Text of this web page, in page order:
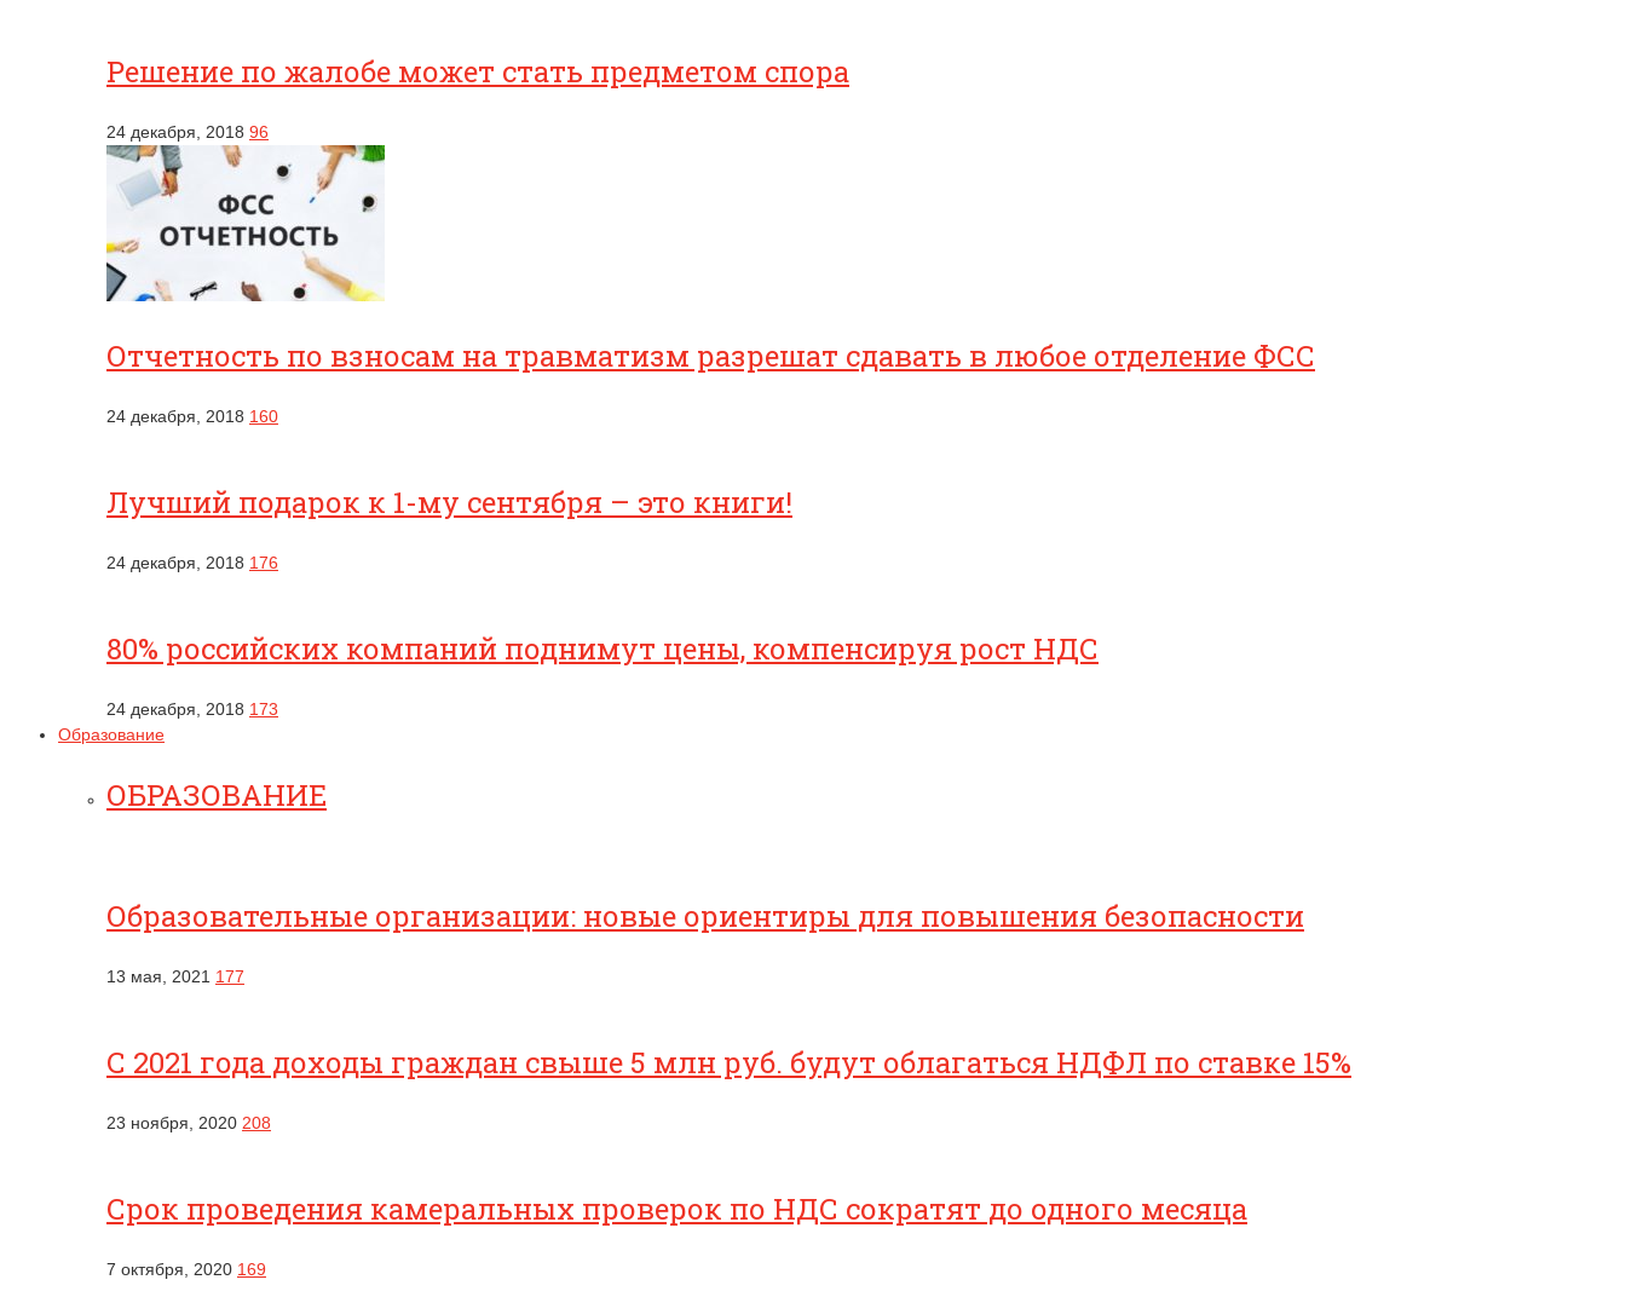
Решение по жалобе может стать предметом спора
24 декабря, 2018 96
Отчетность по взносам на травматизм разрешат сдавать в любое отделение ФСС
24 декабря, 2018 160
Лучший подарок к 1-му сентября – это книги!
24 декабря, 2018 176
80% российских компаний поднимут цены, компенсируя рост НДС
24 декабря, 2018 173
Образование
ОБРАЗОВАНИЕ
Образовательные организации: новые ориентиры для повышения безопасности
13 мая, 2021 177
С 2021 года доходы граждан свыше 5 млн руб. будут облагаться НДФЛ по ставке 15%
23 ноября, 2020 208
Срок проведения камеральных проверок по НДС сократят до одного месяца
7 октября, 2020 169